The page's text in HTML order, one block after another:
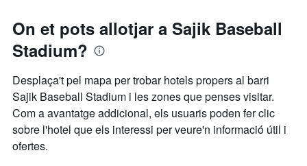
On et pots allotjar a Sajik Baseball
Stadium?
Desplaça't pel mapa per trobar hotels propers al barri
Sajik Baseball Stadium i les zones que penses visitar.
Com a avantatge addicional, els usuaris poden fer clic
sobre l'hotel que els interessi per veure'n informació útil i
ofertes.